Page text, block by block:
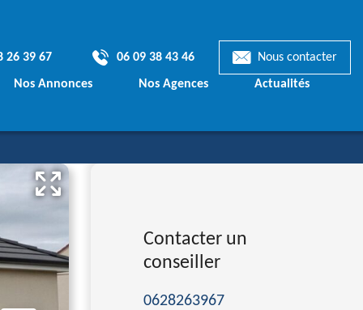
26 39 67 06 09 38 43 46 Nous contacter
de Maisons
Nos Annonces
Terrains & Maisons
Nos Agences Actualités
Contacter un
conseiller
0628263967